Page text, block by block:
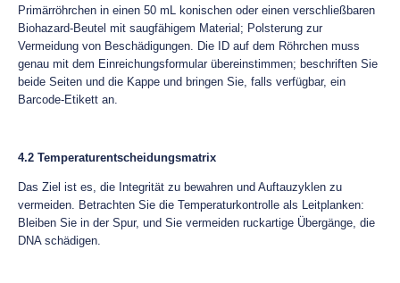
Primärröhrchen in einen 50 mL konischen oder einen verschließbaren
Biohazard-Beutel mit saugfähigem Material; Polsterung zur
Vermeidung von Beschädigungen. Die ID auf dem Röhrchen muss
genau mit dem Einreichungsformular übereinstimmen; beschriften Sie
beide Seiten und die Kappe und bringen Sie, falls verfügbar, ein
Barcode-Etikett an.
4.2 Temperaturentscheidungsmatrix
Das Ziel ist es, die Integrität zu bewahren und Auftauzyklen zu
vermeiden. Betrachten Sie die Temperaturkontrolle als Leitplanken:
Bleiben Sie in der Spur, und Sie vermeiden ruckartige Übergänge, die
DNA schädigen.